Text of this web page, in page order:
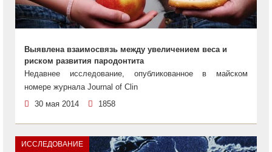
Выявлена взаимосвязь между увеличением веса и
риском развития пародонтита
Недавнее исследование, опубликованное в майском
номере журнала Journal of Clin
30 мая 2014
1858
ИССЛЕДОВАНИЕ